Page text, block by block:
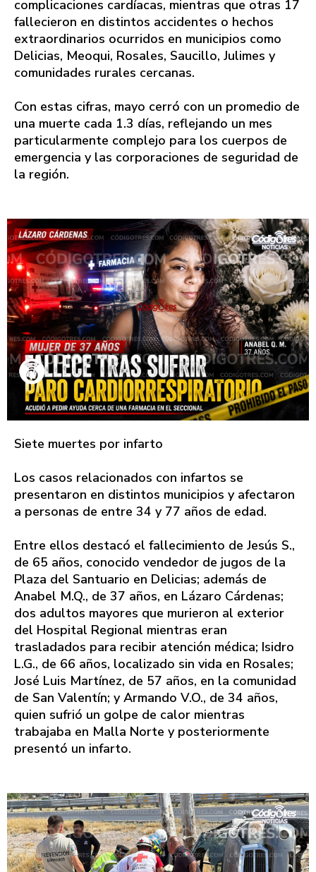
complicaciones cardíacas, mientras que otras 17
fallecieron en distintos accidentes o hechos
extraordinarios ocurridos en municipios como
Delicias, Meoqui, Rosales, Saucillo, Julimes y
comunidades rurales cercanas.
Con estas cifras, mayo cerró con un promedio de
una muerte cada 1.3 días, reflejando un mes
particularmente complejo para los cuerpos de
emergencia y las corporaciones de seguridad de
la región.
Siete muertes por infarto
Los casos relacionados con infartos se
presentaron en distintos municipios y afectaron
a personas de entre 34 y 77 años de edad.
Entre ellos destacó el fallecimiento de Jesús S.,
de 65 años, conocido vendedor de jugos de la
Plaza del Santuario en Delicias; además de
Anabel M.Q., de 37 años, en Lázaro Cárdenas;
dos adultos mayores que murieron al exterior
del Hospital Regional mientras eran
trasladados para recibir atención médica; Isidro
L.G., de 66 años, localizado sin vida en Rosales;
José Luis Martínez, de 57 años, en la comunidad
de San Valentín; y Armando V.O., de 34 años,
quien sufrió un golpe de calor mientras
trabajaba en Malla Norte y posteriormente
presentó un infarto.